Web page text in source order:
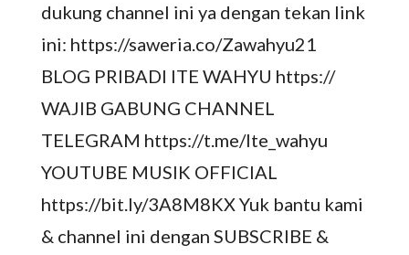
dukung channel ini ya dengan tekan link
ini: https://saweria.co/Zawahyu21
BLOG PRIBADI ITE WAHYU https://
WAJIB GABUNG CHANNEL
TELEGRAM https://t.me/Ite_wahyu
YOUTUBE MUSIK OFFICIAL
https://bit.ly/3A8M8KX Yuk bantu kami
& channel ini dengan SUBSCRIBE &